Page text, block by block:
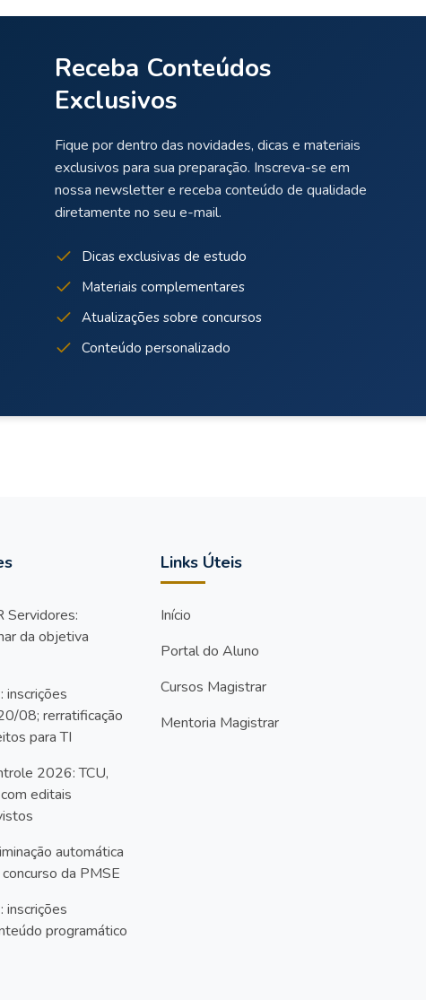
Receba Conteúdos
Exclusivos
Fique por dentro das novidades, dicas e materiais
exclusivos para sua preparação. Inscreva-se em
nossa newsletter e receba conteúdo de qualidade
diretamente no seu e-mail.
Dicas exclusivas de estudo
Materiais complementares
Atualizações sobre concursos
Conteúdo personalizado
Servidores:
da objetiva
inscrições
08; rerratificação
para TI
2026: TCU,
editais
automática
da PMSE
inscrições
programático
Links Úteis
Início
Portal do Aluno
Cursos Magistrar
Mentoria Magistrar